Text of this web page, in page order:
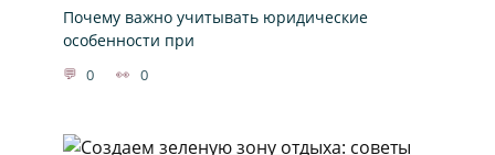
Почему важно учитывать юридические
особенности при
0 0